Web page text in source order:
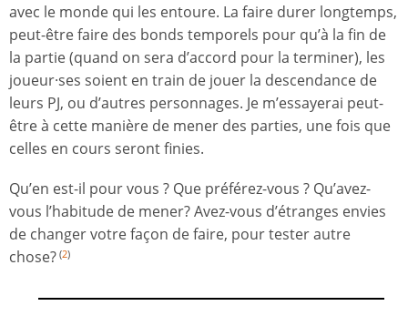
avec le monde qui les entoure. La faire durer longtemps,
peut-être faire des bonds temporels pour qu’à la fin de
la partie (quand on sera d’accord pour la terminer), les
joueur·ses soient en train de jouer la descendance de
leurs PJ, ou d’autres personnages. Je m’essayerai peut-
être à cette manière de mener des parties, une fois que
celles en cours seront finies.
Qu’en est-il pour vous ? Que préférez-vous ? Qu’avez-
vous l’habitude de mener? Avez-vous d’étranges envies
de changer votre façon de faire, pour tester autre
chose? (2)